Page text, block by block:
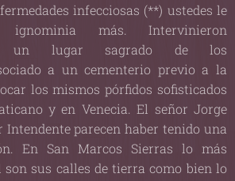
infecciosas (**) ustedes le
ignominia más. Intervinieron
un lugar sagrado de los
a un cementerio previo a la
los mismos pórfidos sofisticados
y en Venecia. El señor Jorge
parecen haber tenido una
En San Marcos Sierras lo más
sus calles de tierra como bien lo